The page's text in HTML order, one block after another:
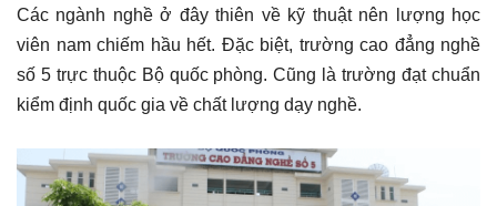
Các ngành nghề ở đây thiên về kỹ thuật nên lượng học
viên nam chiếm hầu hết. Đặc biệt, trường cao đẳng nghề
số 5 trực thuộc Bộ quốc phòng. Cũng là trường đạt chuẩn
kiểm định quốc gia về chất lượng dạy nghề.